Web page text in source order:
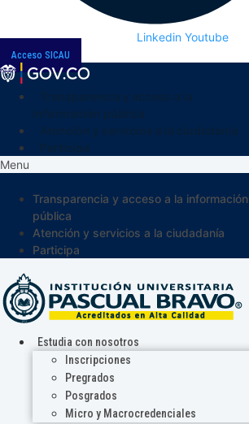
Linkedin Youtube
Acceso SICAU
Menu
Transparencia y acceso a la información
pública
Atención y servicios a la ciudadanía
Participa
Estudia con nosotros
Inscripciones
Pregrados
Posgrados
Micro y Macrocredenciales